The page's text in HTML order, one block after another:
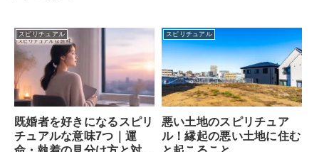
スピリチュアル
既婚者を好きになるスピリ
チュアルな意味7つ｜運
スピリチュアル
悪い土地のスピリチュア
ル！縁起の悪い土地に住む